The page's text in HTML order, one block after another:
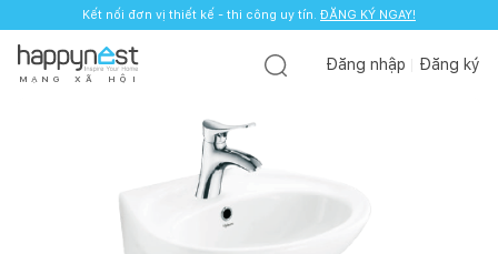
Kết nối đơn vị thiết kế - thi công uy tín. ĐĂNG KÝ NGAY!
M Ạ N G X Ã H Ộ I
Đăng nhập Đăng ký